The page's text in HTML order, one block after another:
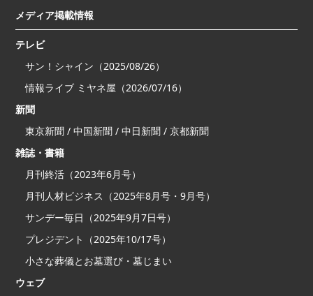
メディア掲載情報
テレビ
サン！シャイン（2025/08/26）
情報ライブ ミヤネ屋（2026/07/16）
新聞
東京新聞 / 中国新聞 / 中日新聞 / 京都新聞
雑誌・書籍
月刊終活（2023年6月号）
月刊人材ビジネス（2025年8月号・9月号）
サンデー毎日（2025年9月7日号）
プレジデント（2025年10/17号）
小さな葬儀とお墓選び・墓じまい
ウェブ